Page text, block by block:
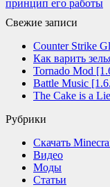
принцип его работы
Свежие записи
Counter Strike
Как варить
Tornado Mod
Battle Music
The Cake is a
Рубрики
Cкачать
Видео
Моды
Статьи